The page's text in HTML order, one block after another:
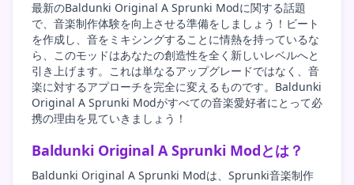
最新のBaldunki Original A Sprunki Modに関する話題
で、音楽制作体験を向上させる準備をしましょう！ビート
を作成し、音をミキシングすることに情熱を持っているな
ら、このモッドはあなたの創造性を全く新しいレベルへと
引き上げます。これは単なるアップグレードではなく、音
楽に対するアプローチを完全に変えるものです。Baldunki
Original A Sprunki Modがすべての音楽愛好者にとって必
携の理由を見ていきましょう！
Baldunki Original A Sprunki Modとは？
Baldunki Original A Sprunki Modは、Sprunki音楽制作